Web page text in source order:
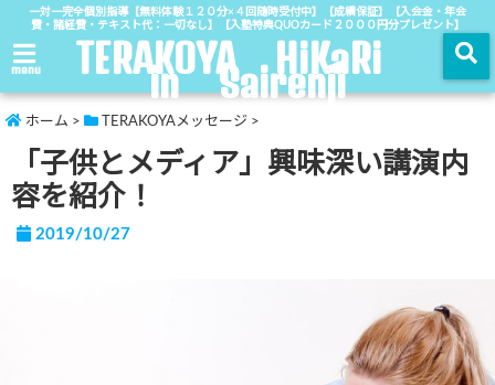
一対一完全個別指導【無料体験１２０分×４回随時受付中】【成績保証】【入会金・年会
費・諸経費・テキスト代：一切なし】【入塾特典QUOカード２０００円分プレゼント】
menu TERAKOYA HiKaRi
in Sairenji
ホーム > TERAKOYAメッセージ >
「子供とメディア」興味深い講演内
容を紹介！
2019/10/27